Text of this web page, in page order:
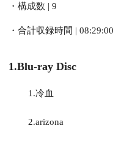
・構成数 | 9
・合計収録時間 | 08:29:00
1.Blu-ray Disc
1.冷血
2.arizona